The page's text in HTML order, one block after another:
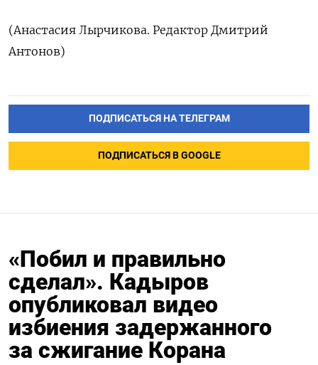
(Анастасия Лырчикова. Редактор Дмитрий
Антонов)
ПОДПИСАТЬСЯ НА ТЕЛЕГРАМ
ПОДПИСАТЬСЯ В GOOGLE
«Побил и правильно
сделал». Кадыров
опубликовал видео
избиения задержанного
за сжигание Корана